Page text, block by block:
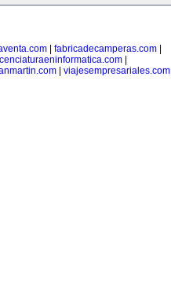
fabricadecamperas.com
| viajesempresariales.com|